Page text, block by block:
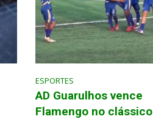
ESPORTES
AD Guarulhos vence
Flamengo no clássico